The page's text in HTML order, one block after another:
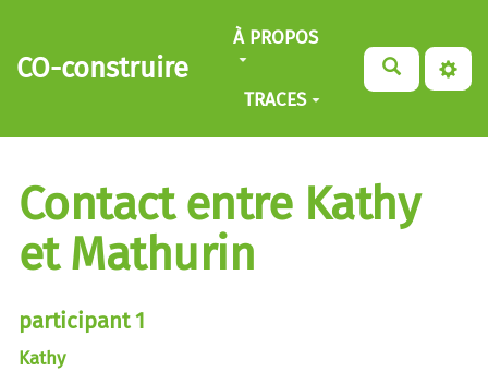
Aller au contenu principal
CO-construire
À PROPOS
TRACES
Contact entre Kathy
et Mathurin
participant 1
Kathy